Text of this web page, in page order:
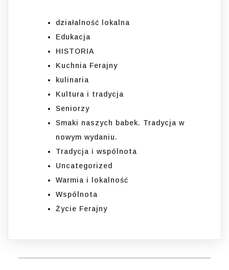
działalność lokalna
Edukacja
HISTORIA
Kuchnia Ferajny
kulinaria
Kultura i tradycja
Seniorzy
Smaki naszych babek. Tradycja w
nowym wydaniu.
Tradycja i wspólnota
Uncategorized
Warmia i lokalność
Wspólnota
Życie Ferajny